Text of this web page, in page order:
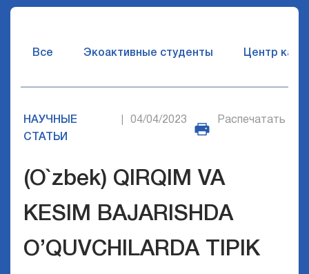
Все Экоактивные студенты Центр
НАУЧНЫЕ
СТАТЬИ
04/04/2023 Распечатать
(O`zbek) QIRQIM VA
KESIM BAJARISHDA
O’QUVCHILARDA TIPIK